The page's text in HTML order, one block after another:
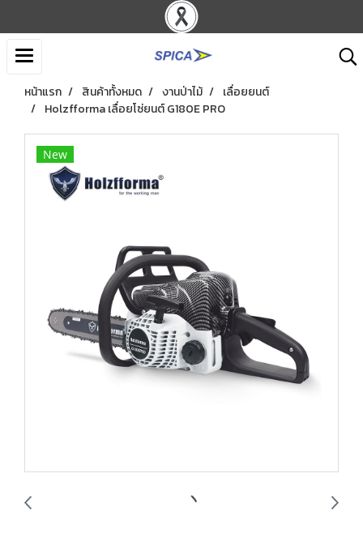
หน้าแรก สินค้าทั้งหมด งานป่าไม้
เลื่อยยนต์
Holzfforma เลื่อยโซ่ยนต์ G180E PRO
New